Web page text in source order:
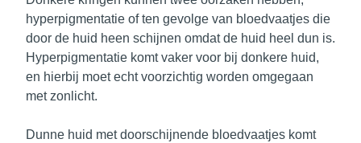
hyperpigmentatie of ten gevolge van bloedvaatjes die
door de huid heen schijnen omdat de huid heel dun is.
Hyperpigmentatie komt vaker voor bij donkere huid,
en hierbij moet echt voorzichtig worden omgegaan
met zonlicht.
Dunne huid met doorschijnende bloedvaatjes komt